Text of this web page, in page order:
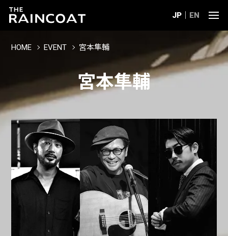
JP EN
HOME EVENT 宮本隼輔
宮本隼輔